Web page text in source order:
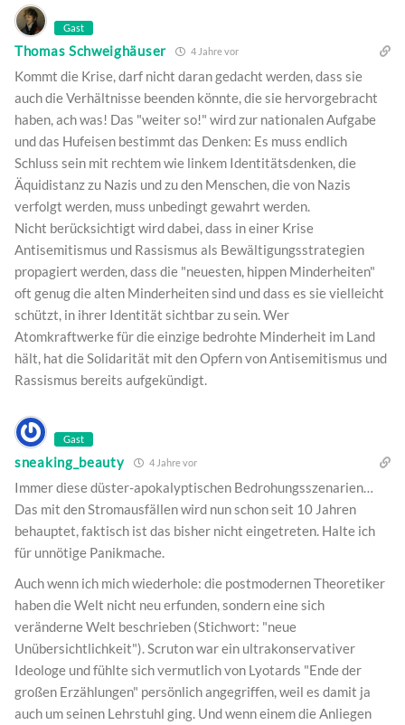
Gast
Thomas Schweighäuser 4 Jahre vor
Kommt die Krise, darf nicht daran gedacht werden, dass sie
auch die Verhältnisse beenden könnte, die sie hervorgebracht
haben, ach was! Das "weiter so!" wird zur nationalen Aufgabe
und das Hufeisen bestimmt das Denken: Es muss endlich
Schluss sein mit rechtem wie linkem Identitätsdenken, die
Äquidistanz zu Nazis und zu den Menschen, die von Nazis
verfolgt werden, muss unbedingt gewahrt werden.
Nicht berücksichtigt wird dabei, dass in einer Krise
Antisemitismus und Rassismus als Bewältigungsstrategien
propagiert werden, dass die "neuesten, hippen Minderheiten"
oft genug die alten Minderheiten sind und dass es sie vielleicht
schützt, in ihrer Identität sichtbar zu sein. Wer
Atomkraftwerke für die einzige bedrohte Minderheit im Land
hält, hat die Solidarität mit den Opfern von Antisemitismus und
Rassismus bereits aufgekündigt.
Gast
sneaking_beauty 4 Jahre vor
Immer diese düster-apokalyptischen Bedrohungsszenarien…
Das mit den Stromausfällen wird nun schon seit 10 Jahren
behauptet, faktisch ist das bisher nicht eingetreten. Halte ich
für unnötige Panikmache.
Auch wenn ich mich wiederhole: die postmodernen Theoretiker
haben die Welt nicht neu erfunden, sondern eine sich
veränderne Welt beschrieben (Stichwort: "neue
Unübersichtlichkeit"). Scruton war ein ultrakonservativer
Ideologe und fühlte sich vermutlich von Lyotards "Ende der
großen Erzählungen" persönlich angegriffen, weil es damit ja
auch um seinen Lehrstuhl ging. Und wenn einem die Anliegen